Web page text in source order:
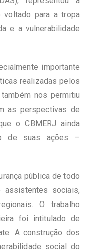
voltado para a tropa
e a vulnerabilidade
importante
realizadas pelos
nos permitiu
as perspectivas de
o CBMERJ ainda
de suas ações –
pública de todo
assistentes sociais,
O trabalho
foi intitulado de
A construção dos
social do